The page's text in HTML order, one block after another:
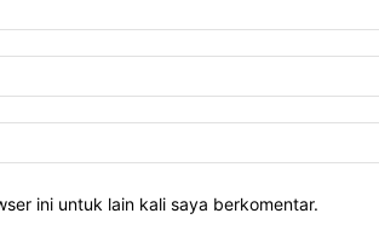
ini untuk lain kali saya berkomentar.